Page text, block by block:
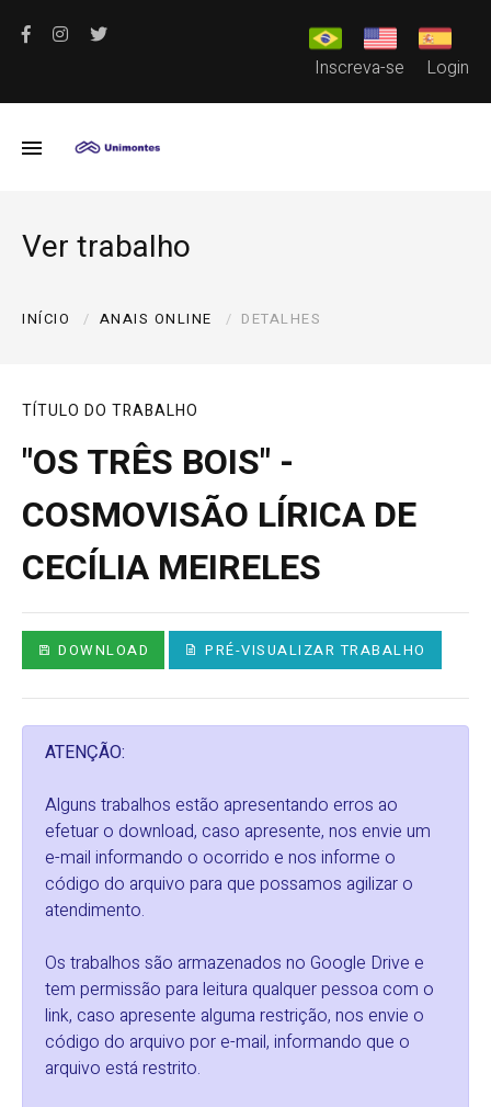
Inscreva-se Login
Ver trabalho
INÍCIO ANAIS ONLINE DETALHES
TÍTULO DO TRABALHO
"OS TRÊS BOIS" -
COSMOVISÃO LÍRICA DE
CECÍLIA MEIRELES
DOWNLOAD PRÉ-VISUALIZAR TRABALHO
ATENÇÃO:
Alguns trabalhos estão apresentando erros ao
efetuar o download, caso apresente, nos envie um
e-mail informando o ocorrido e nos informe o
código do arquivo para que possamos agilizar o
atendimento.
Os trabalhos são armazenados no Google Drive e
tem permissão para leitura qualquer pessoa com o
link, caso apresente alguma restrição, nos envie o
código do arquivo por e-mail, informando que o
arquivo está restrito.